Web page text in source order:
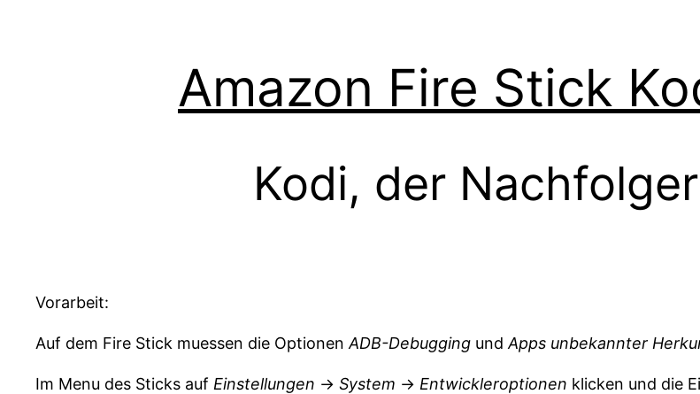
Amazon Fire Stick
Kodi, der
Vorarbeit:
Auf dem Fire Stick muessen die Optionen ADB-Debugging und Apps unbekannter
Im Menu des Sticks auf Einstellungen -> System -> Entwickleroptionen klicken und die